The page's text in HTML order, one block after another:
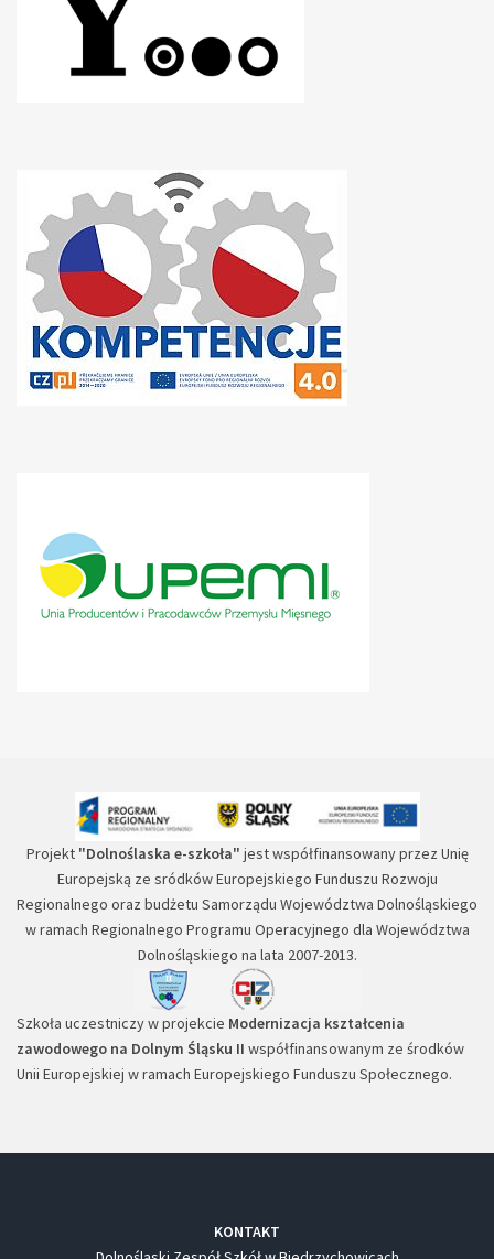
Projekt "Dolnoślaska e-szkoła" jest współfinansowany przez Unię
Europejską ze sródków Europejskiego Funduszu Rozwoju
Regionalnego oraz budżetu Samorządu Województwa Dolnośląskiego
w ramach Regionalnego Programu Operacyjnego dla Województwa
Dolnośląskiego na lata 2007-2013.
Szkoła uczestniczy w projekcie Modernizacja kształcenia
zawodowego na Dolnym Śląsku II współfinansowanym ze środków
Unii Europejskiej w ramach Europejskiego Funduszu Społecznego.
KONTAKT